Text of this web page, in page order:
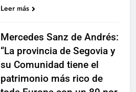
Leer más
Mercedes Sanz de Andrés:
“La provincia de Segovia y
su Comunidad tiene el
patrimonio más rico de